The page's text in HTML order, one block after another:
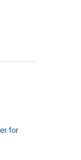
for